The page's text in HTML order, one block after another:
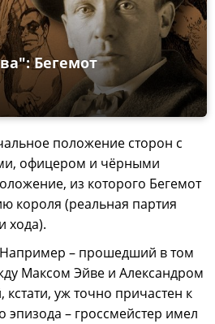
Бегемот
положение сторон с
офицером и чёрными
из которого Бегемот
короля (реальная партия
хода).
Например – прошедший в том
Максом Эйве и Александром
уж точно причастен к
– гроссмейстер имел